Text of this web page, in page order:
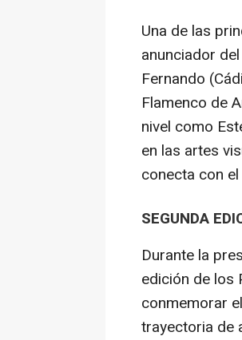
Una de las
anunciador
Fernando
Flamenco de
nivel como
en las artes
conecta con
SEGUNDA
Durante la
edición de los
conmemorar
trayectoria de